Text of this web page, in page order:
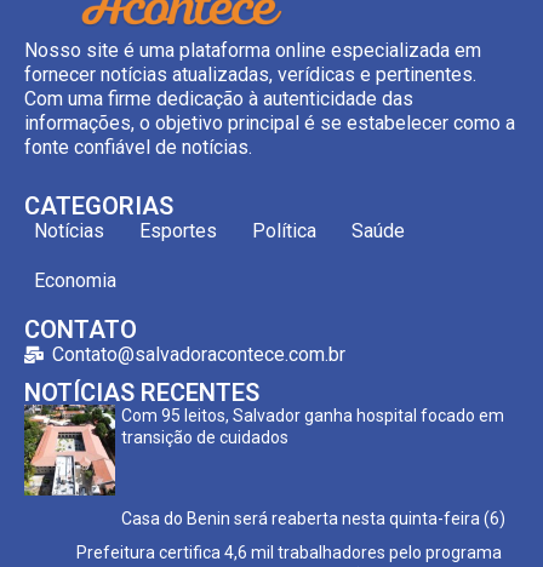
Nosso site é uma plataforma online especializada em
fornecer notícias atualizadas, verídicas e pertinentes.
Com uma firme dedicação à autenticidade das
informações, o objetivo principal é se estabelecer como a
fonte confiável de notícias.
CATEGORIAS
Notícias Esportes Política Saúde
Economia
CONTATO
Contato@salvadoracontece.com.br
NOTÍCIAS RECENTES
Com 95 leitos, Salvador ganha hospital focado em
transição de cuidados
Casa do Benin será reaberta nesta quinta-feira (6)
Prefeitura certifica 4,6 mil trabalhadores pelo programa